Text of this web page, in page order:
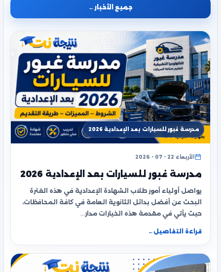
جميع الأخبار ←
مدرسة غبور للسيارات بعد الإعدادية 2026
الأربعاء 22 - 07 - 2026
مدرسة غبور للسيارات بعد الإعدادية 2026
يواصل أولياء أمور طلاب الشهادة الإعدادية في هذه الفترة
البحث عن أفضل بدائل الثانوية العامة في كافة المحافظات،
حيث يأتي في مقدمة هذه الخيارات مدار…
قراءة التفاصيل ←